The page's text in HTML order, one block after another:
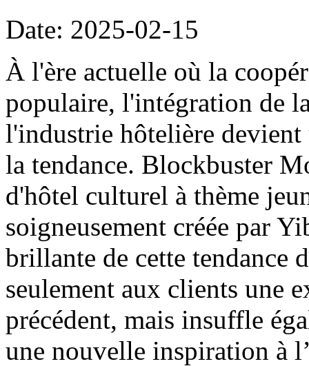
Date: 2025-02-15
À l'ère actuelle où la
populaire, l'intégration de
l'industrie hôtelière devient
la tendance. Blockbuster
d'hôtel culturel à thème
soigneusement créée par
brillante de cette tendance
seulement aux clients une
précédent, mais insuffle
une nouvelle inspiration à